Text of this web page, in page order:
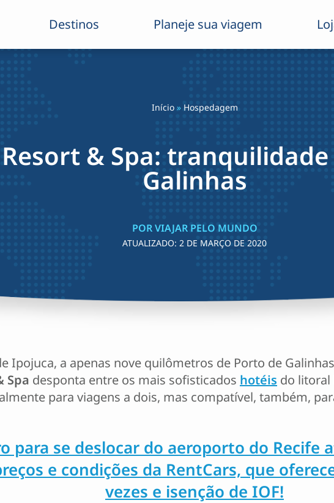
Destinos Planeje sua viagem
Início» Hospedagem
& Spa:
Galinhas
POR VIAJAR PELO MUNDO
ATUALIZADO: 2 DE MARÇO DE 2020
Ipojuca, a apenas nove quilômetros de Porto de
Spa desponta entre os mais sofisticados hotéis do litoral
para viagens a dois, mas compatível, também,
para se deslocar do aeroporto do Recife
e condições da RentCars, que
vezes e isenção de IOF!